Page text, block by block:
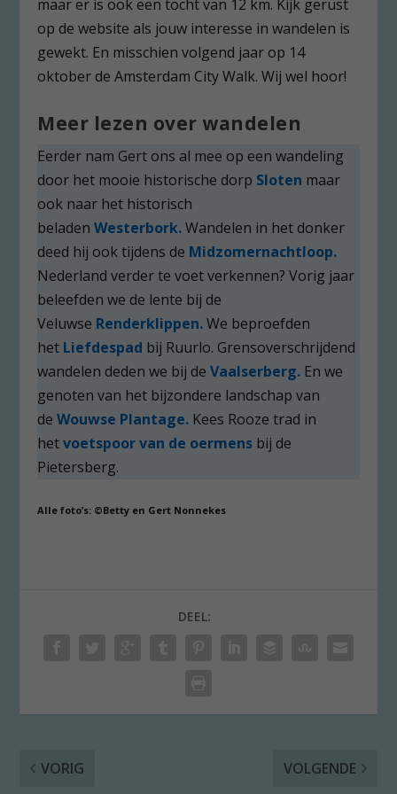
maar er is ook een tocht van 12 km. Kijk gerust
op de website als jouw interesse in wandelen is
gewekt. En misschien volgend jaar op 14
oktober de Amsterdam City Walk. Wij wel hoor!
Meer lezen over wandelen
Eerder nam Gert ons al mee op een wandeling
door het mooie historische dorp Sloten maar
ook naar het historisch
beladenWesterbork.Wandelen in het donker
deed hij ook tijdens de Midzomernachtloop.
Nederland verder te voet verkennen? Vorig jaar
beleefden we de lente bij de
Veluwse Renderklippen.We beproefden
het Liefdespad bij Ruurlo. Grensoverschrijdend
wandelen deden we bij deVaalserberg. En we
genoten van het bijzondere landschap van
de Wouwse Plantage. Kees Rooze trad in
hetvoetspoor van de oermens bij de
Pietersberg.
Alle foto’s: ©Betty en Gert Nonnekes
DEEL:
VORIG VOLGENDE